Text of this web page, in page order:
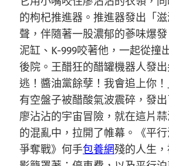
的枸杞推進器。推進器發出「
聲，伴隨著一股濃郁的蔘味爆
泥缸、K-999咬著他，一起從撞
後院。王醋狂的醋罐機器人發
逃！醬油黨餘孽！我會追上你
有空盤子被醋酸氣波震碎，發出
廖沾沾的宇宙冒險，就在這片
的混亂中，拉開了帷幕。《平
爭奪戰》何手包養網殘的人生